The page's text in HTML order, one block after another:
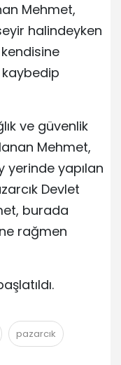
Mehmet,
halindeyken
ve güvenlik
Mehmet,
yerinde yapılan
Devlet
burada
rağmen
pazarcık